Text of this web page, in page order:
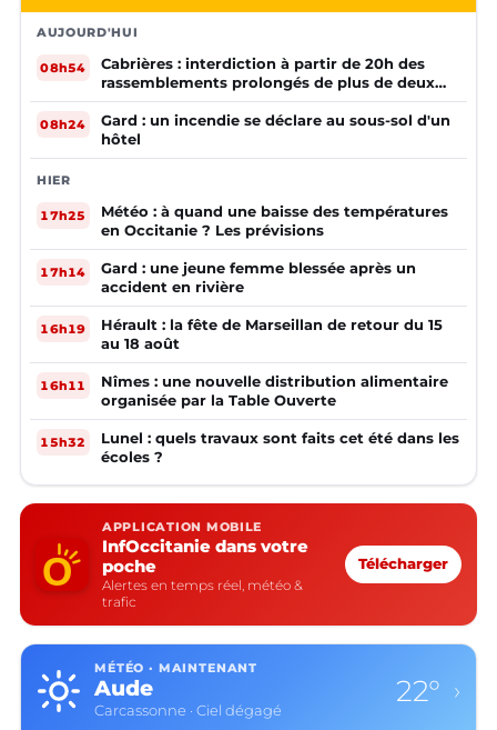
AUJOURD'HUI
08h54
Cabrières : interdiction à partir de 20h des
rassemblements prolongés de plus de deux
mineurs non accompagnés d'un adulte
08h24
Gard : un incendie se déclare au sous-sol d'un
hôtel
HIER
17h25
Météo : à quand une baisse des températures
en Occitanie ? Les prévisions
17h14
Gard : une jeune femme blessée après un
accident en rivière
16h19
Hérault : la fête de Marseillan de retour du 15
au 18 août
16h11
Nîmes : une nouvelle distribution alimentaire
organisée par la Table Ouverte
15h32
Lunel : quels travaux sont faits cet été dans les
écoles ?
APPLICATION MOBILE
InfOccitanie dans votre
poche
Alertes en temps réel, météo &
trafic
Télécharger
MÉTÉO · MAINTENANT
Aude
Carcassonne · Ciel dégagé
22° ›